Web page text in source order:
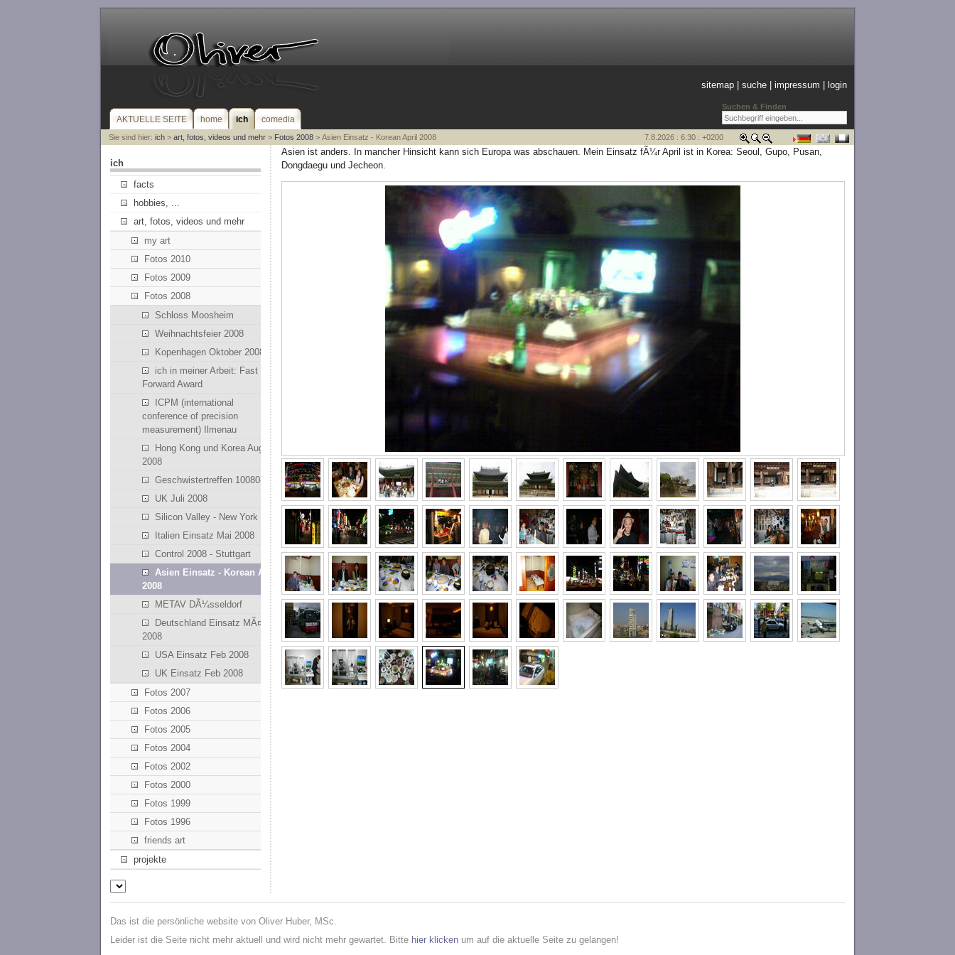
Suchen & Finden
sitemap |suche |impressum login
AKTUELLE SEITE home ich comedia
Sie sind hier: ich> art, fotos, videos und mehr> Fotos 2008> Asien Einsatz - Korean April 2008 7.8.2026 : 6:30 : +0200
ich
facts
hobbies, ...
art, fotos, videos und mehr
my art
Fotos 2010
Fotos 2009
Fotos 2008
Schloss Moosheim
Weihnachtsfeier 2008
Kopenhagen Oktober 2008
ich in meiner Arbeit: Fast
Forward Award
ICPM (international
conference of precision
measurement) Ilmenau
Hong Kong und Korea August
2008
Geschwistertreffen 100808
UK Juli 2008
Silicon Valley - New York
Italien Einsatz Mai 2008
Control 2008 - Stuttgart
Asien Einsatz - Korean April
2008
METAV DÃ¼sseldorf
Deutschland Einsatz MÃ¤rz
2008
USA Einsatz Feb 2008
UK Einsatz Feb 2008
Fotos 2007
Fotos 2006
Fotos 2005
Fotos 2004
Fotos 2002
Fotos 2000
Fotos 1999
Fotos 1996
friends art
projekte
Asien ist anders. In mancher Hinsicht kann sich Europa was abschauen. Mein Einsatz fÃ¼r April ist in Korea: Seoul, Gupo, Pusan,
Dongdaegu und Jecheon.
Das ist die persönliche website von Oliver Huber, MSc.
Leider ist die Seite nicht mehr aktuell und wird nicht mehr gewartet. Bitte hier klicken um auf die aktuelle Seite zu gelangen!